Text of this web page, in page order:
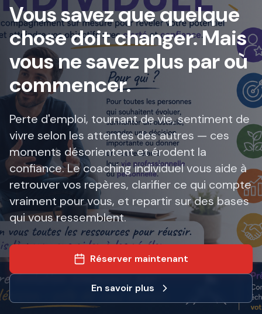
Vous savez que quelque
chose doit changer. Mais
vous ne savez plus par où
commencer.
Perte d'emploi, tournant de vie, sentiment de
vivre selon les attentes des autres — ces
moments désorientent et érodent la
confiance. Le coaching individuel vous aide à
retrouver vos repères, clarifier ce qui compte
vraiment pour vous, et repartir sur des bases
qui vous ressemblent.
Réserver maintenant
En savoir plus